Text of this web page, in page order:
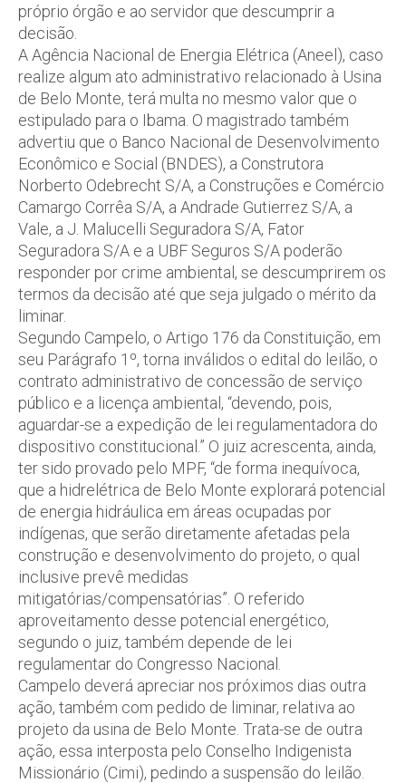
próprio órgão e ao servidor que descumprir a
decisão.
A Agência Nacional de Energia Elétrica (Aneel), caso
realize algum ato administrativo relacionado à Usina
de Belo Monte, terá multa no mesmo valor que o
estipulado para o Ibama. O magistrado também
advertiu que o Banco Nacional de Desenvolvimento
Econômico e Social (BNDES), a Construtora
Norberto Odebrecht S/A, a Construções e Comércio
Camargo Corrêa S/A, a Andrade Gutierrez S/A, a
Vale, a J. Malucelli Seguradora S/A, Fator
Seguradora S/A e a UBF Seguros S/A poderão
responder por crime ambiental, se descumprirem os
termos da decisão até que seja julgado o mérito da
liminar.
Segundo Campelo, o Artigo 176 da Constituição, em
seu Parágrafo 1º, torna inválidos o edital do leilão, o
contrato administrativo de concessão de serviço
público e a licença ambiental, “devendo, pois,
aguardar-se a expedição de lei regulamentadora do
dispositivo constitucional.” O juiz acrescenta, ainda,
ter sido provado pelo MPF, “de forma inequívoca,
que a hidrelétrica de Belo Monte explorará potencial
de energia hidráulica em áreas ocupadas por
indígenas, que serão diretamente afetadas pela
construção e desenvolvimento do projeto, o qual
inclusive prevê medidas
mitigatórias/compensatórias”. O referido
aproveitamento desse potencial energético,
segundo o juiz, também depende de lei
regulamentar do Congresso Nacional.
Campelo deverá apreciar nos próximos dias outra
ação, também com pedido de liminar, relativa ao
projeto da usina de Belo Monte. Trata-se de outra
ação, essa interposta pelo Conselho Indigenista
Missionário (Cimi), pedindo a suspensão do leilão.